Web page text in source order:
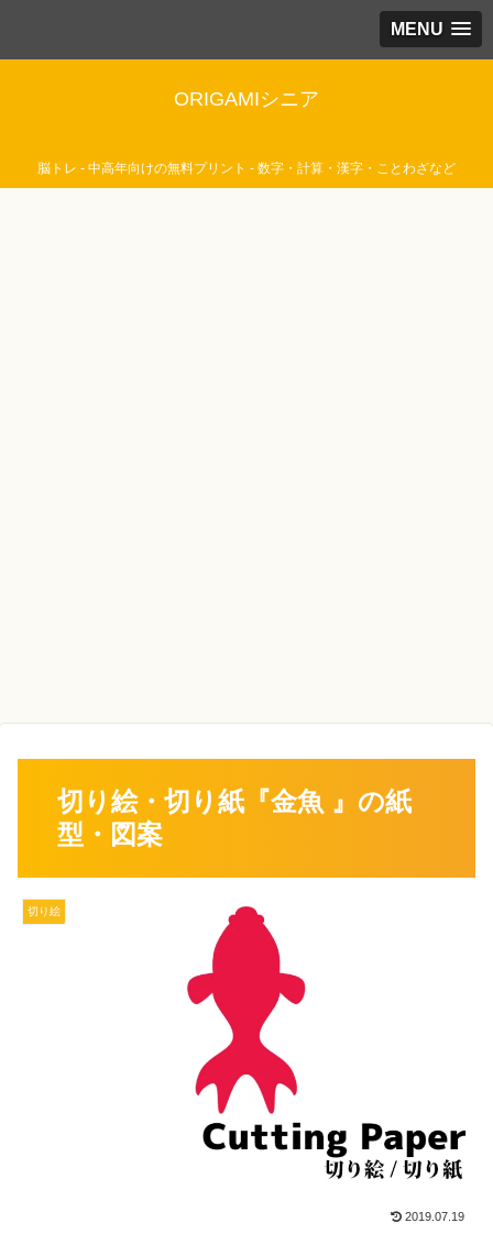
MENU
ORIGAMIシニア
脳トレ - 中高年向けの無料プリント - 数字・計算・漢字・ことわざなど
切り絵・切り紙『金魚 』の紙
型・図案
切り絵
2019.07.19